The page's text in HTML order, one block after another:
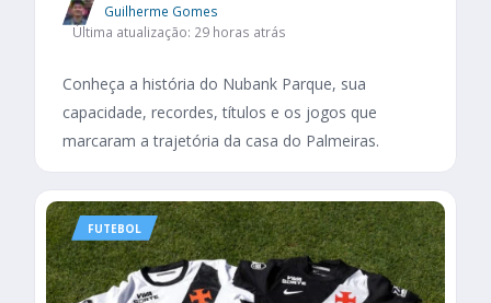
Guilherme Gomes
Última atualização: 29 horas atrás
Conheça a história do Nubank Parque, sua
capacidade, recordes, títulos e os jogos que
marcaram a trajetória da casa do Palmeiras.
FUTEBOL